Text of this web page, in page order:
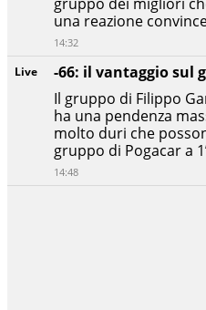
Live
-66: il vantaggio sul
Il gruppo di Filippo
ha una pendenza
molto duri che
gruppo di Pogacar a
14:48
una reazione
14:32